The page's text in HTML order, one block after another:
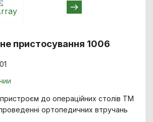
пристосування 1006
до операційних столів ТМ
ортопедичних втручань